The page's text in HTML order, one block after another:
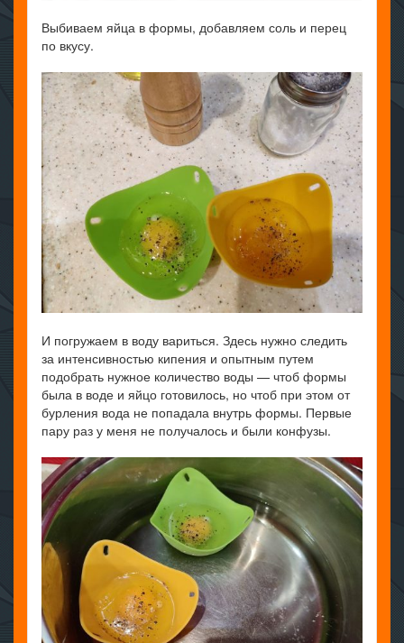
Выбиваем яйца в формы, добавляем соль и перец
по вкусу.
И погружаем в воду вариться. Здесь нужно следить
за интенсивностью кипения и опытным путем
подобрать нужное количество воды — чтоб формы
была в воде и яйцо готовилось, но чтоб при этом от
бурления вода не попадала внутрь формы. Первые
пару раз у меня не получалось и были конфузы.